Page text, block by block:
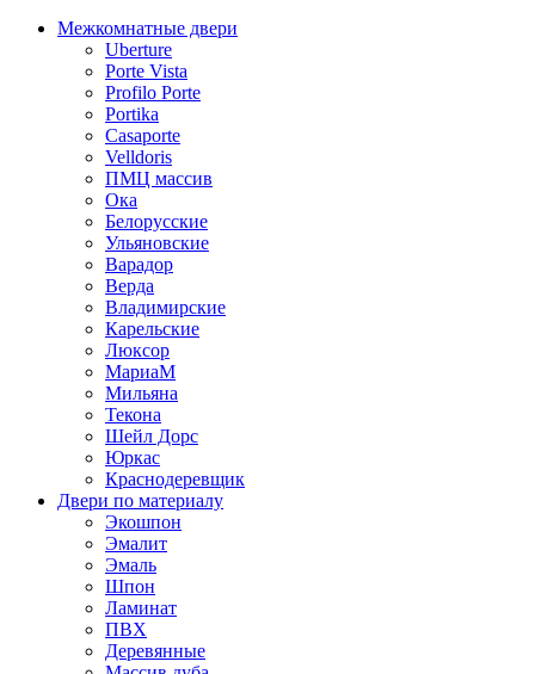
Межкомнатные двери
Uberture
Porte Vista
Profilo Porte
Portika
Casaporte
Velldoris
ПМЦ массив
Ока
Белорусские
Ульяновские
Варадор
Верда
Владимирские
Карельские
Люксор
МариаМ
Мильяна
Текона
Шейл Дорс
Юркас
Краснодеревщик
Двери по материалу
Экошпон
Эмалит
Эмаль
Шпон
Ламинат
ПВХ
Деревянные